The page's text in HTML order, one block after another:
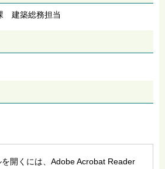
建築総務担当
開くには、Adobe Acrobat Reader